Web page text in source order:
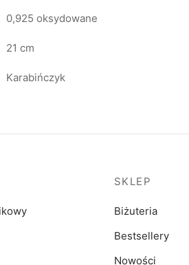
0,925 oksydowane
21 cm
Karabińczyk
SKLEP
Biżuteria
Bestsellery
Nowości